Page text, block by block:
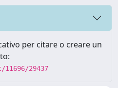
per citare o creare un
29437